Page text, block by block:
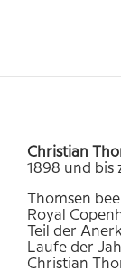
Christian
1898 und bis
Thomsen
Royal
Teil der
Laufe der
Christian